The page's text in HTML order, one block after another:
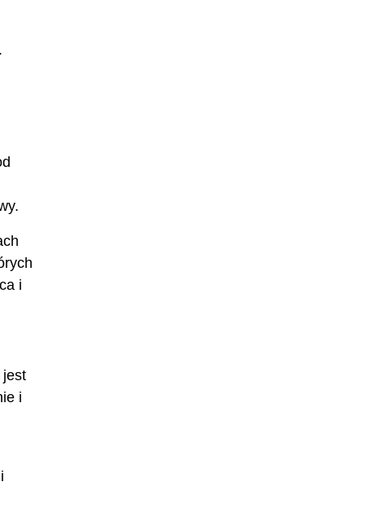
i
jest
i